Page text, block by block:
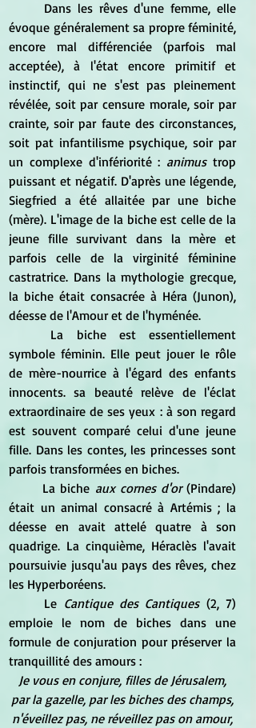
évoque généralement sa propre féminité,
encore mal différenciée (parfois mal
acceptée), à l'état encore primitif et
instinctif, qui ne s'est pas pleinement
révélée, soit par censure morale, soir par
crainte, soir par faute des circonstances,
soit pat infantilisme psychique, soir par
un complexe d'infériorité : animus trop
puissant et négatif. D'après une légende,
Siegfried a été allaitée par une biche
(mère). L'image de la biche est celle de la
jeune fille survivant dans la mère et
parfois celle de la virginité féminine
castratrice. Dans la mythologie grecque,
la biche était consacrée à Héra (Junon),
déesse de l'Amour et de l'hyménée.
symbole féminin. Elle peut jouer le rôle
de mère-nourrice à l'égard des enfants
innocents. sa beauté relève de l'éclat
extraordinaire de ses yeux : à son regard
est souvent comparé celui d'une jeune
fille. Dans les contes, les princesses sont
parfois transformées en biches.
	La biche
aux cornes d'or (Pindare)
était un animal consacré à Artémis ; la
déesse en avait attelé quatre à son
quadrige. La cinquième, Héraclès l'avait
poursuivie jusqu'au pays des rêves, chez
les Hyperboréens.
	Le
Cantique des Cantiques (2, 7)
emploie le nom de biches dans une
formule de conjuration pour préserver la
tranquillité des amours :
Je vous en conjure, filles de Jérusalem,
par la gazelle, par les biches des champs,
n'éveillez pas, ne réveillez pas on amour,